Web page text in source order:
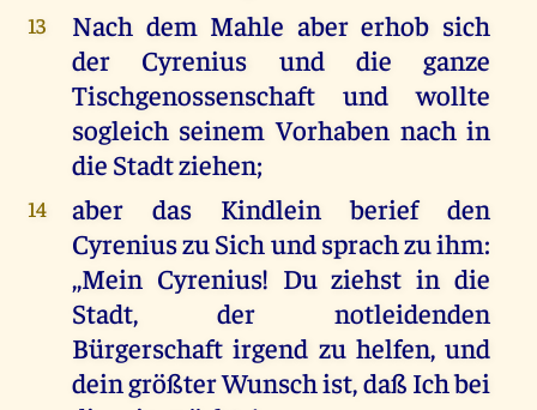
13
Nach dem Mahle aber erhob sich
der Cyrenius und die ganze
Tischgenossenschaft und wollte
sogleich seinem Vorhaben nach in
die Stadt ziehen;
14
aber das Kindlein berief den
Cyrenius zu Sich und sprach zu ihm:
,,Mein Cyrenius! Du ziehst in die
Stadt, der notleidenden
Bürgerschaft irgend zu helfen, und
dein größter Wunsch ist, daß Ich bei